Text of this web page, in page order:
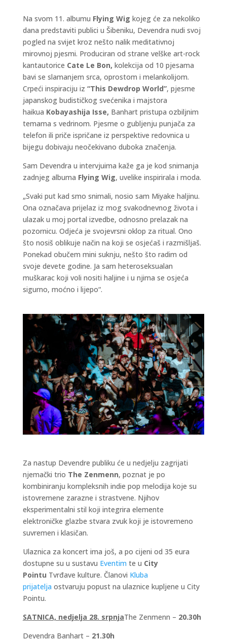
Na svom 11. albumu Flying Wig kojeg će za nekoliko
dana predstaviti publici u Šibeniku, Devendra nudi svoj
pogled na svijet kroz nešto nalik meditativnoj
mirovnoj pjesmi. Produciran od strane velške art-rock
kantautorice Cate Le Bon, kolekcija od 10 pjesama
bavi se slamanjem srca, oprostom i melankolijom.
Crpeći inspiraciju iz “This Dewdrop World”, pjesme
japanskog budističkog svećenika i majstora
haikua Kobayashija Isse, Banhart pristupa ozbiljnim
temama s vedrinom. Pjesme o gubljenju punjača za
telefon ili priče ispričane iz perspektive redovnica u
bijegu dobivaju neočekivano duboka značenja.
Sam Devendra u intervjuima kaže ga je kod snimanja
zadnjeg albuma Flying Wig, uvelike inspirirala i moda.
„Svaki put kad smo snimali, nosio sam Miyake haljinu.
Ona označava prijelaz iz mog svakodnevnog života i
ulazak u moj portal izvedbe, odnosno prelazak na
pozornicu. Odjeća je svojevrsni oklop za ritual. Ono
što nosiš oblikuje način na koji se osjećaš i razmišljaš.
Ponekad obučem mini suknju, nešto što radim od
svoje devete godine. Ja sam heteroseksualan
muškarac koji voli nositi haljine i u njima se osjeća
sigurno, moćno i lijepo“.
Za nastup Devendre publiku će u nedjelju zagrijati
njemački trio The Zenmenn, poznat je po
kombiniranju kompleksnih indie pop melodija koje su
istovremene zarazne i strastvene. Njihov
eksperimentalni stil koji integrira elemente
elektroničke glazbe stvara zvuk koji je istovremeno
suvremen i klasičan.
Ulaznica za koncert ima još, a po cijeni od 35 eura
dostupne su u sustavu Eventim te u City
Pointu Tvrđave kulture. Članovi Kluba
prijatelja ostvaruju popust na ulaznice kupljene u City
Pointu.
SATNICA, nedjelja 28. srpnjaThe Zenmenn – 20.30h
Devendra Banhart – 21.30h